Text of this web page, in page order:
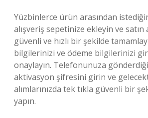
Yüzbinlerce ürün arasından
alışveriş sepetinize ekleyin ve satın
güvenli ve hızlı bir şekilde
bilgilerinizi ve ödeme bilgilerinizi
onaylayın. Telefonunuza
aktivasyon şifresini girin ve
alımlarınızda tek tıkla güvenli bir
yapın.